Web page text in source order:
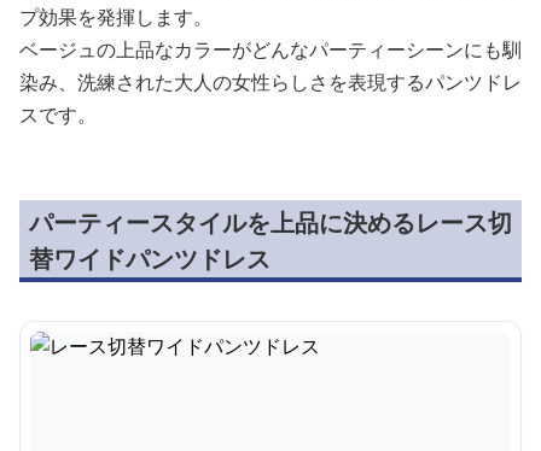
プ効果を発揮します。
ベージュの上品なカラーがどんなパーティーシーンにも馴
染み、洗練された大人の女性らしさを表現するパンツドレ
スです。
パーティースタイルを上品に決めるレース切
替ワイドパンツドレス